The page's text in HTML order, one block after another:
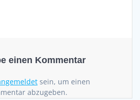
einen Kommentar
sein, um einen
abzugeben.